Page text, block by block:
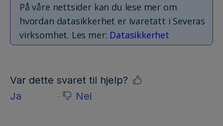
På våre nettsider kan du lese mer om
hvordan datasikkerhet er ivaretatt i Severas
virksomhet. Les mer: Datasikkerhet
Var dette svaret til hjelp?
Ja
Nei